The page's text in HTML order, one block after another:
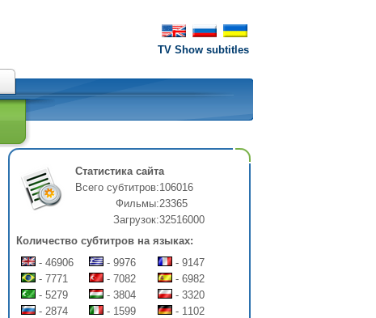
TV Show subtitles
Статистика сайта
Всего субтитров:106016
Фильмы:23365
Загрузок:32516000
Количество субтитров на языках:
- 46906
- 9976
- 9147
- 7771
- 7082
- 6982
- 5279
- 3804
- 3320
- 2874
- 1599
- 1102